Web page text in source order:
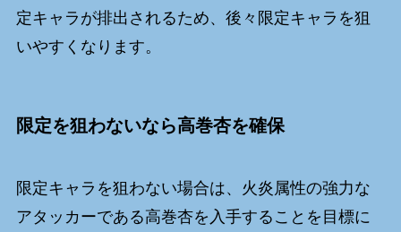
定キャラが排出されるため、後々限定キャラを狙
いやすくなります。
限定を狙わないなら高巻杏を確保
限定キャラを狙わない場合は、火炎属性の強力な
アタッカーである高巻杏を入手することを目標に